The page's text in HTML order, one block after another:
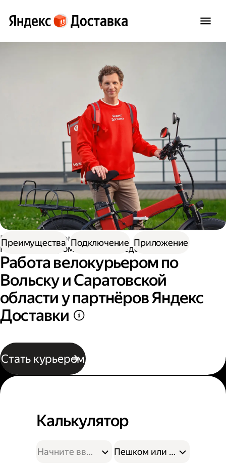
Работа курьером
Работа курьером на велосипеде
Работа велокурьером по
Вольску и Саратовской
области у партнёров Яндекс
Доставки
Стать курьером
Преимущества Подключение Приложение
Калькулятор
Пешком или на